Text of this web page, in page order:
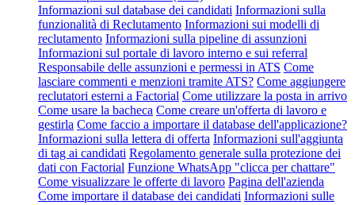
Informazioni sul database dei candidati Informazioni sulla
funzionalità di Reclutamento Informazioni sui modelli di
reclutamento Informazioni sulla pipeline di assunzioni
Informazioni sul portale di lavoro interno e sui referral
Responsabile delle assunzioni e permessi in ATS Come
lasciare commenti e menzioni tramite ATS? Come aggiungere
reclutatori esterni a Factorial Come utilizzare la posta in arrivo
Come usare la bacheca Come creare un'offerta di lavoro e
gestirla Come faccio a importare il database dell'applicazione?
Informazioni sulla lettera di offerta Informazioni sull'aggiunta
di tag ai candidati Regolamento generale sulla protezione dei
dati con Factorial Funzione WhatsApp "clicca per chattare"
Come visualizzare le offerte di lavoro Pagina dell'azienda
Come importare il database dei candidati Informazioni sulle